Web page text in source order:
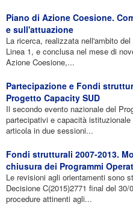
Piano di Azione Coesione.
e sull'attuazione
La ricerca, realizzata nell'ambito
Linea 1, e conclusa nel mese di
Azione Coesione,...
Partecipazione e Fondi
Progetto Capacity SUD
Il secondo evento nazionale del
partecipativi e capacità
articola in due sessioni...
Fondi strutturali 2007-2013.
chiusura dei Programmi
Le revisioni agli orientamenti sono
Decisione C(2015)2771 final del
procedure attinenti agli...